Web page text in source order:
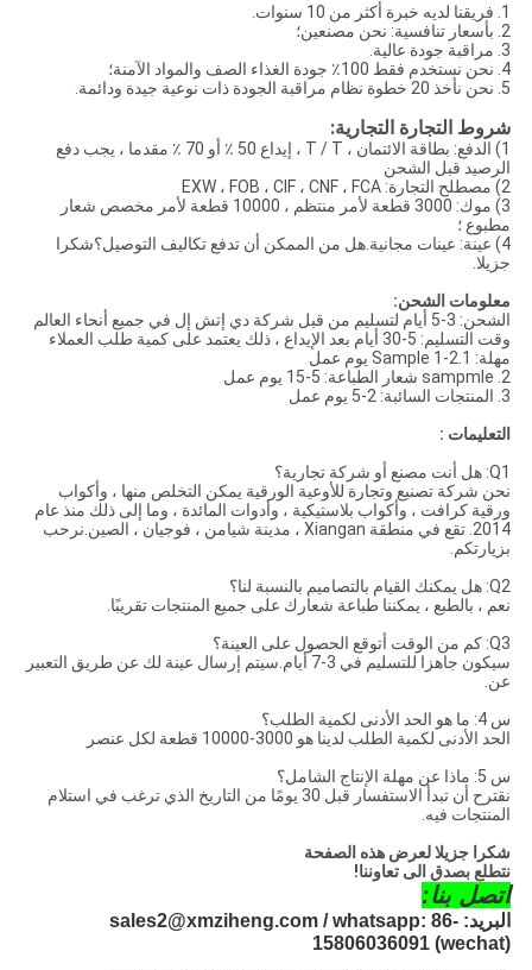
1. فريقنا لديه خبرة أكثر من 10 سنوات.
2. بأسعار تنافسية: نحن مصنعين؛
3. مراقبة جودة عالية.
4. نحن نستخدم فقط 100٪ جودة الغذاء الصف والمواد الآمنة؛
5. نحن نأخذ 20 خطوة نظام مراقبة الجودة ذات نوعية جيدة ودائمة.
شروط التجارة التجارية:
1) الدفع: بطاقة الائتمان ، T / T ، إيداع 50 ٪ أو 70 ٪ مقدما ، يجب دفع
الرصيد قبل الشحن
2) مصطلح التجارة: EXW ، FOB ، CIF ، CNF ، FCA
3) موك: 3000 قطعة لأمر منتظم ، 10000 قطعة لأمر مخصص شعار
مطبوع ؛
4) عينة: عينات مجانية.هل من الممكن أن تدفع تكاليف التوصيل؟شكرا
جزيلا.
معلومات الشحن:
الشحن: 3-5 أيام لتسليم من قبل شركة دي إتش إل في جميع أنحاء العالم
وقت التسليم: 5-30 أيام بعد الإيداع ، ذلك يعتمد على كمية طلب العملاء
مهلة: 1.Sample 1-2 يوم عمل
2. sampmle شعار الطباعة: 5-15 يوم عمل
3. المنتجات السائبة: 2-5 يوم عمل
التعليمات :
Q1: هل أنت مصنع أو شركة تجارية؟
نحن شركة تصنيع وتجارة للأوعية الورقية يمكن التخلص منها ، وأكواب
ورقية كرافت ، وأكواب بلاستيكية ، وأدوات المائدة ، وما إلى ذلك منذ عام
2014. تقع في منطقة Xiangan ، مدينة شيامن ، فوجيان ، الصين.نرحب
بزيارتكم.
Q2: هل يمكنك القيام بالتصاميم بالنسبة لنا؟
نعم ، بالطبع ، يمكننا طباعة شعارك على جميع المنتجات تقريبًا.
Q3: كم من الوقت أتوقع الحصول على العينة؟
سيكون جاهزا للتسليم في 3-7 أيام.سيتم إرسال عينة لك عن طريق التعبير
عن.
س 4: ما هو الحد الأدنى لكمية الطلب؟
الحد الأدنى لكمية الطلب لدينا هو 3000-10000 قطعة لكل عنصر
س 5: ماذا عن مهلة الإنتاج الشامل؟
نقترح أن تبدأ الاستفسار قبل 30 يومًا من التاريخ الذي ترغب في استلام
المنتجات فيه.
شكرا جزيلا لعرض هذه الصفحة
نتطلع بصدق الى تعاوننا!
اتصل بنا:
البريد: sales2@xmziheng.com / whatsapp: 86-
15806036091 (wechat)